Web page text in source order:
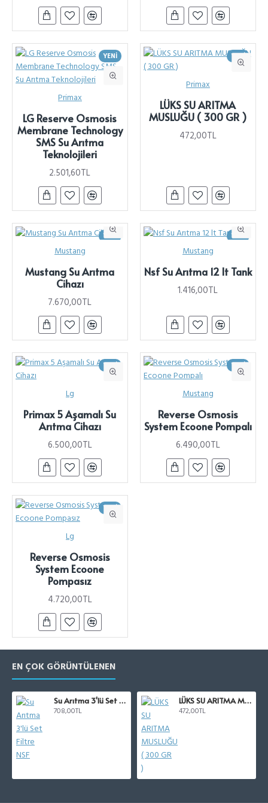
YENI
Primax
LG Reserve Osmosis
Membrane Technology
SMS Su Arıtma
Teknolojileri
2.501,60TL
YENI
Primax
LÜKS SU ARITMA
MUSLUĞU ( 300 GR )
472,00TL
YENI
Mustang
Mustang Su Arıtma
Cihazı
7.670,00TL
YENI
Mustang
Nsf Su Arıtma 12 lt Tank
1.416,00TL
YENI
Lg
Primax 5 Aşamalı Su
Arıtma Cihazı
6.500,00TL
YENI
Mustang
Reverse Osmosis
System Ecoone Pompalı
6.490,00TL
YENI
Lg
Reverse Osmosis
System Ecoone
Pompasız
4.720,00TL
EN ÇOK GÖRÜNTÜLENEN
Su Arıtma 3'lü Set Filtre NSF
708,00TL
LÜKS SU ARITMA MUSLUĞU ( 300 GR )
472,00TL